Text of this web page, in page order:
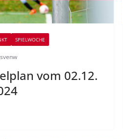
SPIELWOCHE
svenw
vom 02.12.